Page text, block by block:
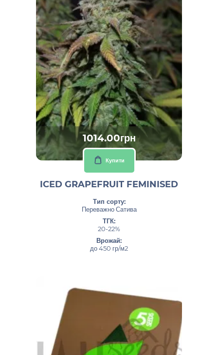
1014.00грн
Купити
ICED GRAPEFRUIT FEMINISED
Тип сорту:
Переважно Сатива
ТГК:
20-22%
Врожай:
до 450 гр/м2